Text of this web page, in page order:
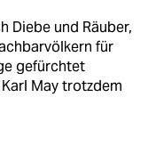
Diebe und Räuber,
für
gefürchtet
May trotzdem